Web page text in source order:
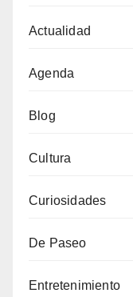
Actualidad
Agenda
Blog
Cultura
Curiosidades
De Paseo
Entretenimiento